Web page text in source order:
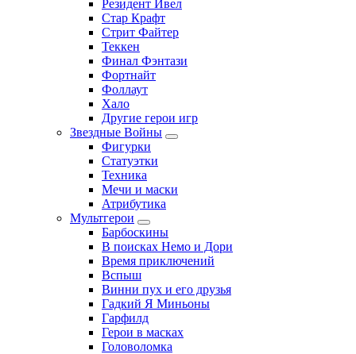
Резидент Ивел
Стар Крафт
Стрит Файтер
Теккен
Финал Фэнтази
Фортнайт
Фоллаут
Хало
Другие герои игр
Звездные Войны
Фигурки
Статуэтки
Техника
Мечи и маски
Атрибутика
Мультгерои
Барбоскины
В поисках Немо и Дори
Время приключений
Вспыш
Винни пух и его друзья
Гадкий Я Миньоны
Гарфилд
Герои в масках
Головоломка